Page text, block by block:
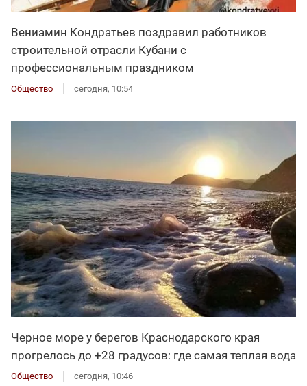
Вениамин Кондратьев поздравил работников
строительной отрасли Кубани с
профессиональным праздником
Общество сегодня, 10:54
Черное море у берегов Краснодарского края
прогрелось до +28 градусов: где самая теплая вода
Общество сегодня, 10:46